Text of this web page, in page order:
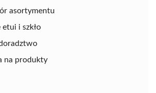
asortymentu
i szkło
na produkty